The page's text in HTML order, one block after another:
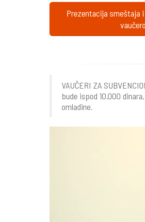
Prezentacija smeštaja
VAUČERI ZA
bude ispod 10.000
omladine.